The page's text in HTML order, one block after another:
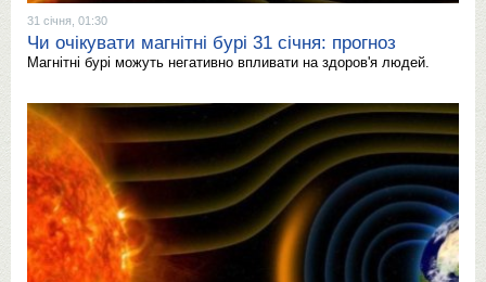
31 січня, 01:30
Чи очікувати магнітні бурі 31 січня: прогноз
Магнітні бурі можуть негативно впливати на здоров'я людей.